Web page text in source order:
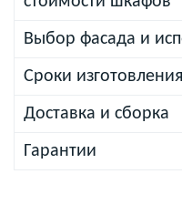
Выбор фасада и
Сроки
Доставка и сборка
Гарантии